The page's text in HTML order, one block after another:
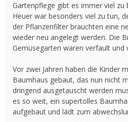
Gartenpflege gibt es immer viel zu
Heuer war besonders viel zu tun,
der Pflanzenfilter brauchten eine
wieder neu angelegt werden. Die
Gemüsegarten waren verfault und
Vor zwei Jahren haben die Kinder
Baumhaus gebaut, das nun nicht
dringend ausgetauscht werden
es so weit, ein supertolles
aufgebaut und lädt zum